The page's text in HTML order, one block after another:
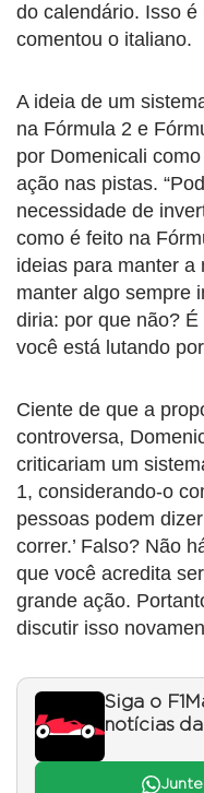
do calendário. Isso é
comentou o italiano.
A ideia de um
na Fórmula 2 e
por Domenicali
ação nas pistas.
necessidade de
como é feito na
ideias para manter a
manter algo sempre
diria: por que não?
você está lutando
Ciente de que a
controversa,
criticariam um
1, considerando-o
pessoas podem
correr.’ Falso? Não
que você acredita
grande ação.
discutir isso
Siga o
notícias